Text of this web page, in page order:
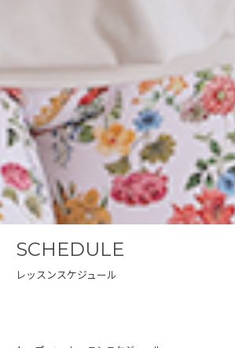
SCHEDULE
レッスンスケジュール